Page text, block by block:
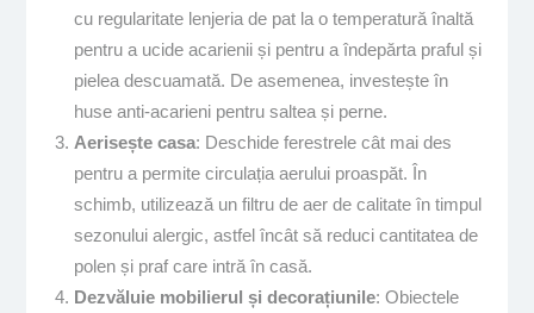
cu regularitate lenjeria de pat la o temperatură înaltă
pentru a ucide acarienii și pentru a îndepărta praful și
pielea descuamată. De asemenea, investește în
huse anti-acarieni pentru saltea și perne.
Aerisește casa: Deschide ferestrele cât mai des
pentru a permite circulația aerului proaspăt. În
schimb, utilizează un filtru de aer de calitate în timpul
sezonului alergic, astfel încât să reduci cantitatea de
polen și praf care intră în casă.
Dezvăluie mobilierul și decorațiunile: Obiectele